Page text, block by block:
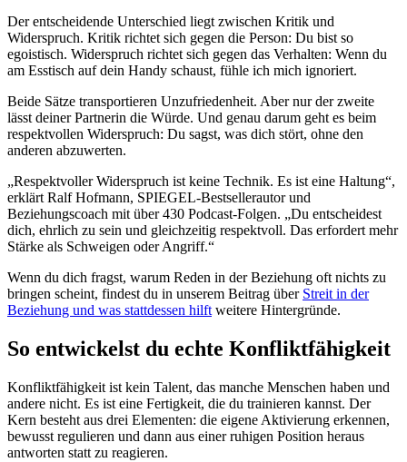
Der entscheidende Unterschied liegt zwischen Kritik und
Widerspruch. Kritik richtet sich gegen die Person: Du bist so
egoistisch. Widerspruch richtet sich gegen das Verhalten: Wenn du
am Esstisch auf dein Handy schaust, fühle ich mich ignoriert.
Beide Sätze transportieren Unzufriedenheit. Aber nur der zweite
lässt deiner Partnerin die Würde. Und genau darum geht es beim
respektvollen Widerspruch: Du sagst, was dich stört, ohne den
anderen abzuwerten.
„Respektvoller Widerspruch ist keine Technik. Es ist eine Haltung“,
erklärt Ralf Hofmann, SPIEGEL-Bestsellerautor und
Beziehungscoach mit über 430 Podcast-Folgen. „Du entscheidest
dich, ehrlich zu sein und gleichzeitig respektvoll. Das erfordert mehr
Stärke als Schweigen oder Angriff.“
Wenn du dich fragst, warum Reden in der Beziehung oft nichts zu
bringen scheint, findest du in unserem Beitrag über Streit in der
Beziehung und was stattdessen hilftweitere Hintergründe.
So entwickelst du echte Konfliktfähigkeit
Konfliktfähigkeit ist kein Talent, das manche Menschen haben und
andere nicht. Es ist eine Fertigkeit, die du trainieren kannst. Der
Kern besteht aus drei Elementen: die eigene Aktivierung erkennen,
bewusst regulieren und dann aus einer ruhigen Position heraus
antworten statt zu reagieren.